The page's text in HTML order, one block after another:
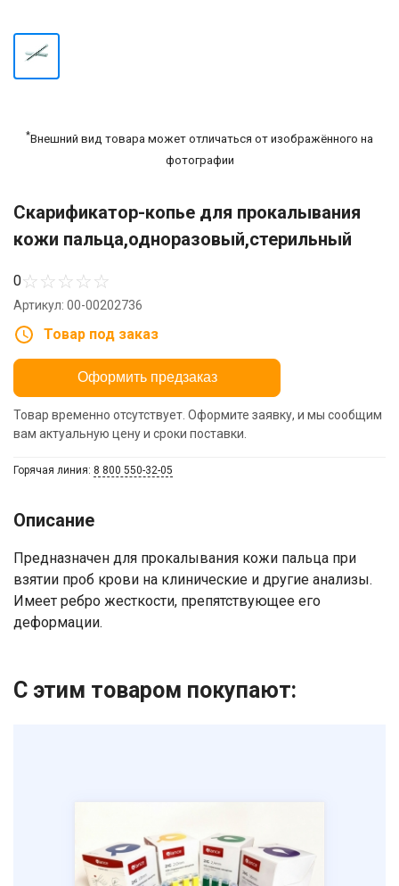
*Внешний вид товара может отличаться от изображённого на
фотографии
Скарификатор-копье для прокалывания
кожи пальца,одноразовый,стерильный
0☆☆☆☆☆
Артикул: 00-00202736
Товар под заказ
Оформить предзаказ
Товар временно отсутствует. Оформите заявку, и мы сообщим
вам актуальную цену и сроки поставки.
Горячая линия: 8 800 550-32-05
Описание
​Предназначен для прокалывания кожи пальца при
взятии проб крови на клинические и другие анализы.
Имеет ребро жесткости, препятствующее его
деформации.
С этим товаром покупают:
Ваше имя